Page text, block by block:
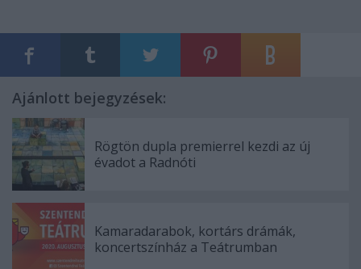
Ajánlott bejegyzések:
Rögtön dupla premierrel kezdi az új
évadot a Radnóti
Kamaradarabok, kortárs drámák,
koncertszínház a Teátrumban